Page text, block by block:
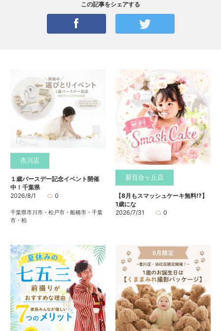
この記事をシェアする
市川店
１歳バースデー記念イベント開催
中！千葉県
2026/8/1
0
千葉県市川市・松戸市・船橋市・千葉
市・柏
新百合ヶ丘店
【8月もスマッシュケーキ無料⁉】
1歳にな
2026/7/31
0